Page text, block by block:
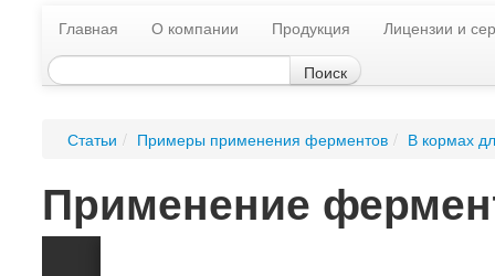
Главная О компании Продукция Лицензии и
Статьи / Примеры применения ферментов / В кормах
Применение